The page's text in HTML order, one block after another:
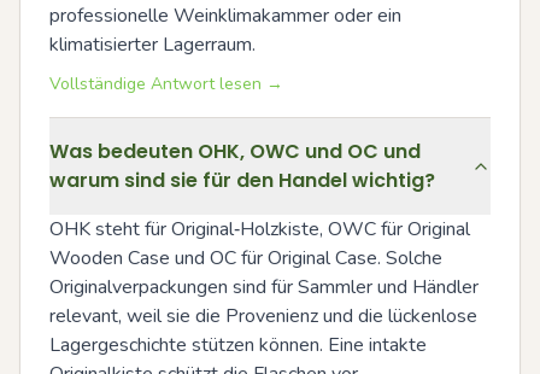
professionelle Weinklimakammer oder ein
klimatisierter Lagerraum.
Vollständige Antwort lesen →
Was bedeuten OHK, OWC und OC und
warum sind sie für den Handel wichtig?
OHK steht für Original‑Holzkiste, OWC für Original
Wooden Case und OC für Original Case. Solche
Originalverpackungen sind für Sammler und Händler
relevant, weil sie die Provenienz und die lückenlose
Lagergeschichte stützen können. Eine intakte